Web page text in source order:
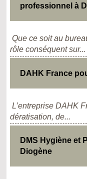
professionnel à
Que ce soit au
rôle conséquent sur...
DAHK France
L’entreprise DAHK
dératisation, de...
DMS Hygiène et
Diogène